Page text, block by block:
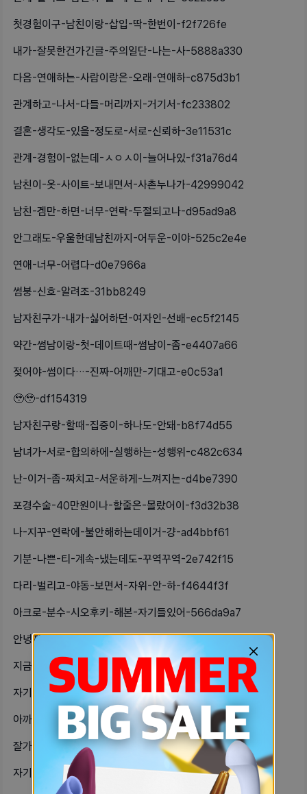
첫경험이구-남친이랑-삽입-딱-한번이-f2f726fe
내가-잘못한건가긴글-주의일단-나는-사-5888a330
다음-연애하는-사람이랑은-오래-연애하-c875d3b1
관계하고-나서-다들-머리까지-거기서-fc233802
결혼-생각도-있을-정도로-서로-신뢰하-3e11531c
관계-경험이-없는데-ㅅㅇㅅ이-늘어나있-f31a76d4
남친이-옷-사이트-보내면서-사촌누나가-42999042
남친-겜만-하면-너무-연락-두절되고나-d95ad9a8
안그래도-우울한데남친까지-어두운-이야-525c2e4e
연애-너무-어렵다-d0e7966a
썸붕-신호-알려조-31bb8249
남자친구가-내가-싫어하던-여자인-선배-ec5f2145
약간-썸남이랑-첫-데이트때-썸남이-좀-e4407a66
젖어야-썸이다…-진짜-어깨만-기대고-e0c53a1
🥹🥹-df154319
남자친구랑-할때-집중이-하나도-안돼-b8f74d55
남녀가-서로-합의하에-실행하는-성행위-c482c634
난-이거-좀-짜치고-서운하게-느껴지는-d4be7390
포경수술-40만원이나-할줄은-몰랐어이-f3d32b38
나-지꾸-연락에-불안해하는데이거-걍-ad4bbf61
기분-나쁜-티-계속-냈는데도-꾸역꾸역-2e742f15
다리-벌리고-야동-보면서-자위-안-하-f4644f3f
아크로-분수-시오후키-해본-자기들있어-566da9a7
안녕자기들-저번에-첫경험에-hpv-자-82677319
지금-좀-권태기인지-정-떨어진건지-모-2a823604
자기들아-나-파트너-정리했어-나는-상-812bad0a
아까-했는데-또하고-싶네병인가-b1fde440
잘가라-왕고추…-어떤뇬한테-쓰고-있을-dba85d91
자기들ㅜㅜ-여성상위-자세-할-때-어떻-8bfd7b13